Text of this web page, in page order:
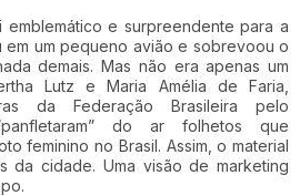
emblemático e surpreendente para a
em um pequeno avião e sobrevoou o
demais. Mas não era apenas um
Lutz e Maria Amélia de Faria,
da Federação Brasileira pelo
do ar folhetos que
feminino no Brasil. Assim, o material
da cidade. Uma visão de marketing